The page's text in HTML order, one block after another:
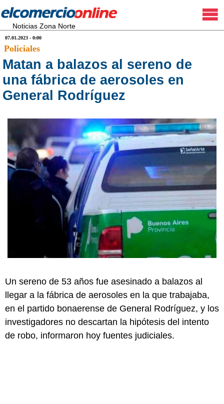
Noticias Zona Norte
07.01.2023 - 0:00
Policiales
Matan a balazos al sereno de
una fábrica de aerosoles en
General Rodríguez
Un sereno de 53 años fue asesinado a balazos al
llegar a la fábrica de aerosoles en la que trabajaba,
en el partido bonaerense de General Rodríguez, y los
investigadores no descartan la hipótesis del intento
de robo, informaron hoy fuentes judiciales.